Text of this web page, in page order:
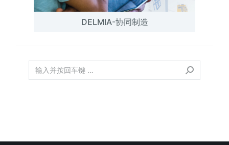
DELMIA-协同制造